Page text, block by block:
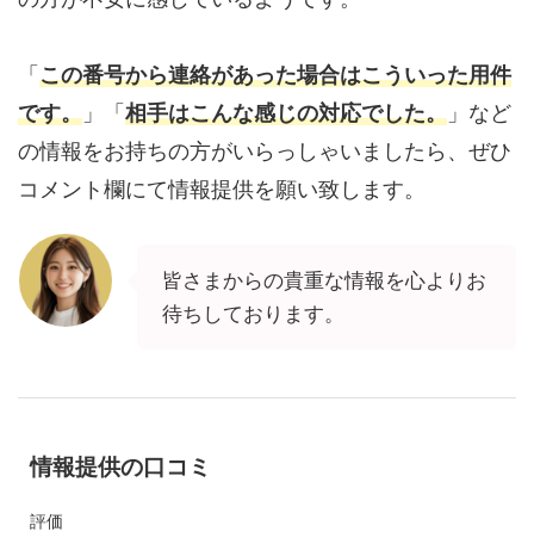
「この番号から連絡があった場合はこういった用件
です。 」「相手はこんな感じの対応でした。 」など
の情報をお持ちの方がいらっしゃいましたら、ぜひ
コメント欄にて情報提供を願い致します。
皆さまからの貴重な情報を心よりお
待ちしております。
情報提供の口コミ
評価